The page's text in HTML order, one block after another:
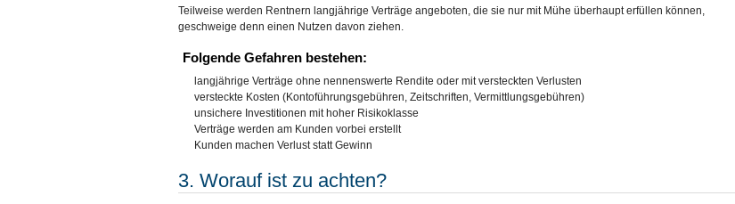
Teilweise werden Rentnern langjährige Verträge angeboten, die sie nur mit Mühe überhaupt erfüllen können,
geschweige denn einen Nutzen davon ziehen.
Folgende Gefahren bestehen:
langjährige Verträge ohne nennenswerte Rendite oder mit versteckten Verlusten
versteckte Kosten (Kontoführungsgebühren, Zeitschriften, Vermittlungsgebühren)
unsichere Investitionen mit hoher Risikoklasse
Verträge werden am Kunden vorbei erstellt
Kunden machen Verlust statt Gewinn
3. Worauf ist zu achten?